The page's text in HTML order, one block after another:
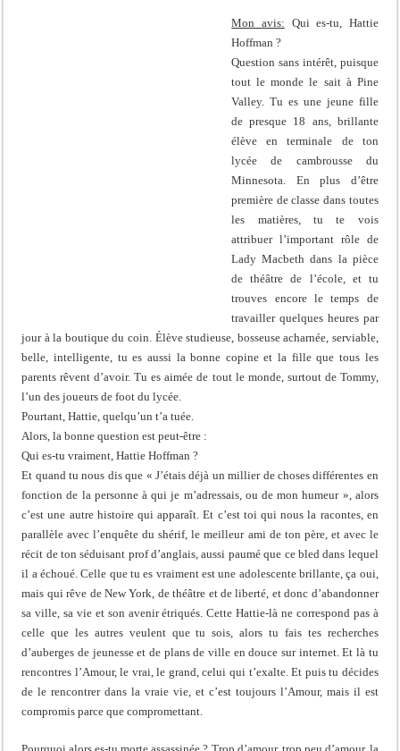
Mon avis: Qui es-tu, Hattie
Hoffman ?
Question sans intérêt, puisque
tout le monde le sait à Pine
Valley. Tu es une jeune fille
de presque 18 ans, brillante
élève en terminale de ton
lycée de cambrousse du
Minnesota. En plus d’être
première de classe dans toutes
les matières, tu te vois
attribuer l’important rôle de
Lady Macbeth dans la pièce
de théâtre de l’école, et tu
trouves encore le temps de
travailler quelques heures par
jour à la boutique du coin. Élève studieuse, bosseuse acharnée, serviable,
belle, intelligente, tu es aussi la bonne copine et la fille que tous les
parents rêvent d’avoir. Tu es aimée de tout le monde, surtout de Tommy,
l’un des joueurs de foot du lycée.
Pourtant, Hattie, quelqu’un t’a tuée.
Alors, la bonne question est peut-être :
Qui es-tu vraiment, Hattie Hoffman ?
Et quand tu nous dis que « J’étais déjà un millier de choses différentes en
fonction de la personne à qui je m’adressais, ou de mon humeur », alors
c’est une autre histoire qui apparaît. Et c’est toi qui nous la racontes, en
parallèle avec l’enquête du shérif, le meilleur ami de ton père, et avec le
récit de ton séduisant prof d’anglais, aussi paumé que ce bled dans lequel
il a échoué. Celle que tu es vraiment est une adolescente brillante, ça oui,
mais qui rêve de New York, de théâtre et de liberté, et donc d’abandonner
sa ville, sa vie et son avenir étriqués. Cette Hattie-là ne correspond pas à
celle que les autres veulent que tu sois, alors tu fais tes recherches
d’auberges de jeunesse et de plans de ville en douce sur internet. Et là tu
rencontres l’Amour, le vrai, le grand, celui qui t’exalte. Et puis tu décides
de le rencontrer dans la vraie vie, et c’est toujours l’Amour, mais il est
compromis parce que compromettant.